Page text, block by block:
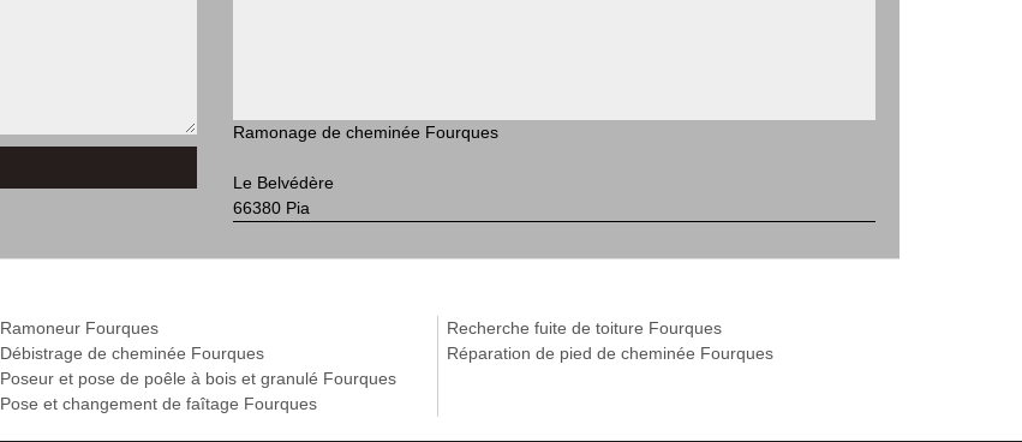
Ramonage de cheminée Fourques
Le Belvédère
66380 Pia
Ramoneur Fourques
Débistrage de cheminée Fourques
Poseur et pose de poêle à bois et granulé Fourques
Pose et changement de faîtage Fourques
Recherche fuite de toiture Fourques
Réparation de pied de cheminée Fourques